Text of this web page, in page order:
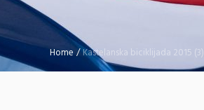
Home /Kastelanska biciklijada 2015 (3)